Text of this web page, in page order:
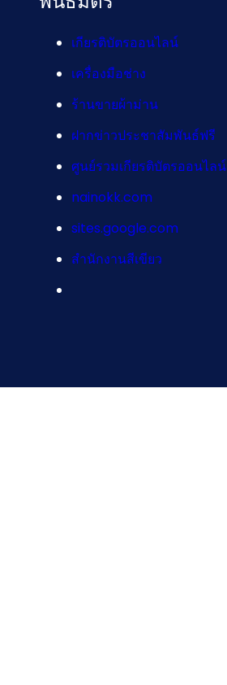
เกียรติบัตรออนไลน์
เครื่องมือช่าง
ร้านขายผ้าม่าน
ฝากข่าวประชาสัมพันธ์ฟรี
ศูนย์รวมเกียรติบัตรออนไลน์
nainokk.com
sites.google.com
สำนักงานสีเขียว